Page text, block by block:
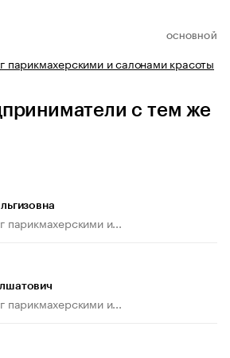
ОСНОВНОЙ
парикмахерскими и салонами красоты
с тем же
парикмахерскими и...
парикмахерскими и...